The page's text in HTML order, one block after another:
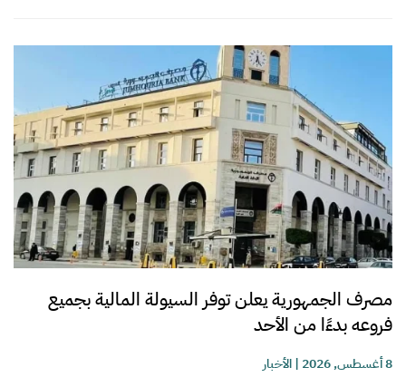
مصرف الجمهورية يعلن توفر السيولة المالية بجميع
فروعه بدءًا من الأحد
8 أغسطس, 2026 |الأخبار